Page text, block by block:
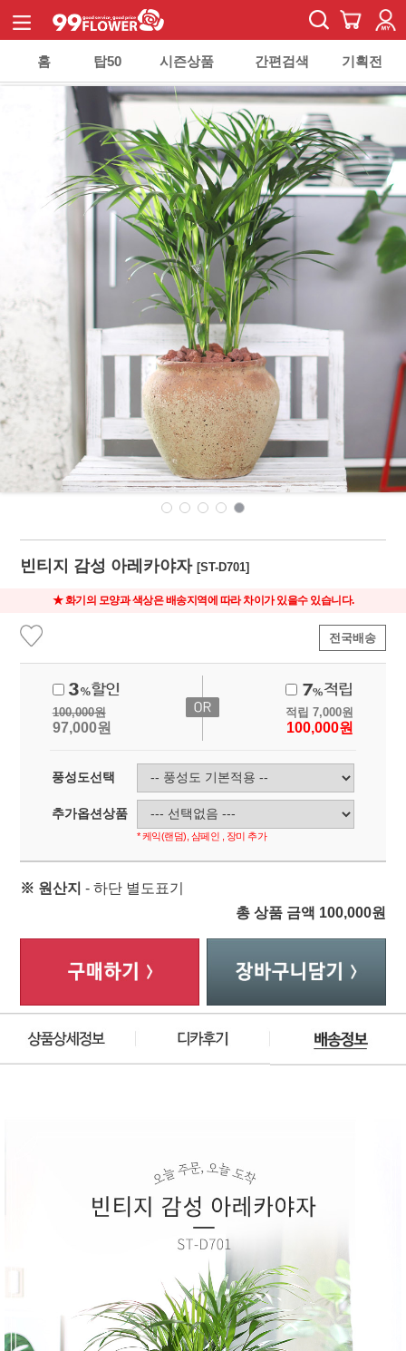
홈 탑50 시즌상품 간편검색 기획전
빈티지 감성 아레카야자[ST-D701]
★ 화기의 모양과 색상은 배송지역에 따라 차이가 있을수 있습니다.
전국배송
100,000원
97,000원
적립 7,000원
100,000원
풍성도선택
추가옵션상품
* 케익(랜덤), 샴페인 , 장미 추가
※ 원산지 - 하단 별도표기
총 상품 금액 100,000원